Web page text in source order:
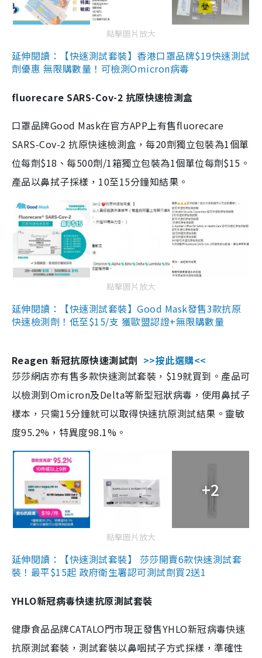
點擊圖片放大
延伸閱讀：【快速測試套裝】香港口罩品牌$19快速測試
劑優惠 無限購數量！可檢測Omicron病毒
fluorecare SARS-Cov-2 抗原快速檢測盒
口罩品牌Good Mask在官方APP上有售fluorecare
SARS-Cov-2 抗原快速檢測盒，每20劑獨立包裝為1個單
位每劑$18、每500劑/1箱獨立包裝為1個單位每劑$15。
產品以鼻拭子採樣，10至15分鐘知結果。
點擊圖片放大
延伸閱讀：【快速測試套裝】Good Mask發售3款抗原
快速檢測劑！低至$15/支 獲歐盟認證+無限購數量
Reagen 新冠抗原快速測試劑 >>按此選購<<
莎莎網店亦有售多款快速測試套裝，$19就買到。產品可
以檢測到Omicron及Delta等新型冠狀病毒，使用鼻拭子
樣本，只需15分鐘就可以取得快速抗原測試結果。靈敏
度95.2%，特異度98.1%。
+2
點擊圖片放大
延伸閱讀：【快速測試套裝】 莎莎開賣6款快速測試套
裝！最平$15起 政府衛生署認可測試劑買2送1
YHLO新冠病毒快速抗原測試套裝
健康食品品牌CATALO門市現正發售YHLO新冠病毒快速
抗原測試套裝，測試套裝以鼻咽拭子方式採樣，準確性